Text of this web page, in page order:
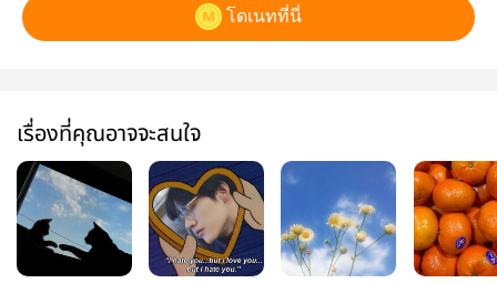
โดเนทที่นี่
เรื่องที่คุณอาจจะสนใจ